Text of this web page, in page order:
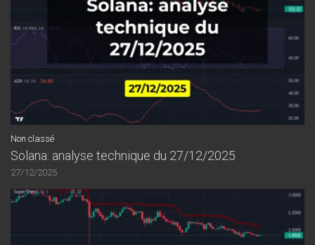
Non classé
Solana: analyse technique du 27/12/2025
27/12/2025